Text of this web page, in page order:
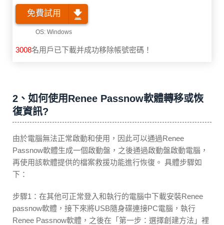
免費試用
3008名用戶已下載并成功移除帳號密碼！
2、如何使用Renee Passnow軟體轉移或恢
復資訊?
由於電腦無法正常啟動和使用，因此可以通過Renee
Passnow軟體生成一個啟動盤，之後通過啟動盤啟動電腦，
再使用該軟體提供的檔案救援功能進行恢復。 具體步驟如
下：
步驟1：在其他可正常登入和執行的電腦中下載安裝Renee
passnow軟體，接下來將USB隨身碟連接PC電腦，執行
Renee Passnow軟體，之後在「第一步：選擇創建方法」裡